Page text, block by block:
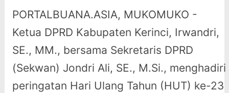
PORTALBUANA.ASIA, MUKOMUKO -
Ketua DPRD Kabupaten Kerinci, Irwandri,
SE., MM., bersama Sekretaris DPRD
(Sekwan) Jondri Ali, SE., M.Si., menghadiri
peringatan Hari Ulang Tahun (HUT) ke-23